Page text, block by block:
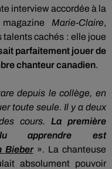
interview accordée à la
Marie-Claire,
talents cachés : elle joue
parfaitement jouer de
chanteur canadien.
depuis le collège, en
toute seule. Il y a deux
cours.
La première
apprendre est
Bieber ». La chanteuse
absolument pouvoir